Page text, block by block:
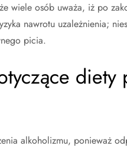
wiele osób uważa, iż po
nawrotu uzależnienia;
picia.
alkoholizmu, ponieważ